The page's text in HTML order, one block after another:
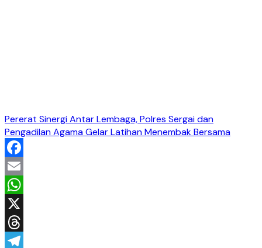
Pererat Sinergi Antar Lembaga, Polres Sergai dan
Pengadilan Agama Gelar Latihan Menembak Bersama
Facebook
Email
WhatsApp
X
Threads